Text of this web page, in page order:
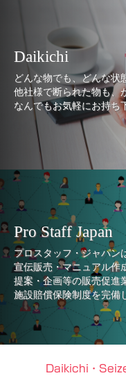
Daikichi
どんな物でも、どんな状
他社様で断られた物も、
なんでもお気軽にお持ち
Pro Staff Japan
プロスタッフ・ジャパン
宣伝販売・マニュアル作
提案・企画等の販売促進
施設賠償保険制度を完備
Daikichi・